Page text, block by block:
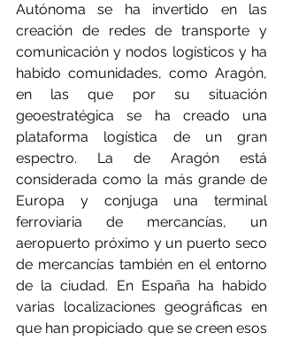
Autónoma se ha invertido en las
creación de redes de transporte y
comunicación y nodos logísticos y ha
habido comunidades, como Aragón,
en las que por su situación
geoestratégica se ha creado una
plataforma logística de un gran
espectro. La de Aragón está
considerada como la más grande de
Europa y conjuga una terminal
ferroviaria de mercancías, un
aeropuerto próximo y un puerto seco
de mercancías también en el entorno
de la ciudad. En España ha habido
varias localizaciones geográficas en
que han propiciado que se creen esos